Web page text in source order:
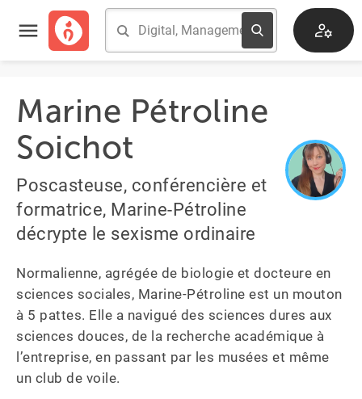
Marine Pétroline
Soichot
Poscasteuse, conférencière et
formatrice, Marine-Pétroline
décrypte le sexisme ordinaire
Normalienne, agrégée de biologie et docteure en
sciences sociales, Marine-Pétroline est un mouton
à 5 pattes. Elle a navigué des sciences dures aux
sciences douces, de la recherche académique à
l’entreprise, en passant par les musées et même
un club de voile.